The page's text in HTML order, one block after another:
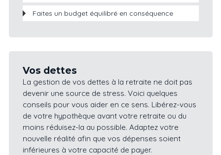
Faites un budget équilibré en conséquence
Vos dettes
La gestion de vos dettes à la retraite ne doit pas
devenir une source de stress. Voici quelques
conseils pour vous aider en ce sens. Libérez-vous
de votre hypothèque avant votre retraite ou du
moins réduisez-la au possible. Adaptez votre
nouvelle réalité afin que vos dépenses soient
inférieures à votre capacité de payer.